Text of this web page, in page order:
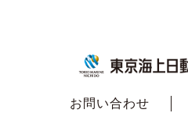
お問い合わせ